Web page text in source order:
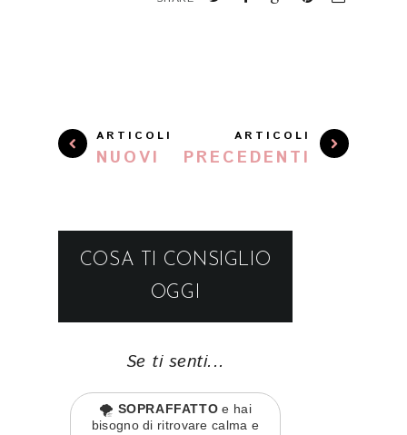
ARTICOLI
NUOVI
ARTICOLI
PRECEDENTI
COSA TI CONSIGLIO
OGGI
Se ti senti...
🌪️ SOPRAFFATTO e hai
bisogno di ritrovare calma e